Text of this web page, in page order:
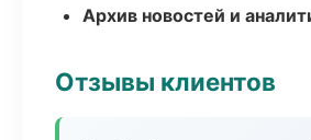
Архив новостей и
Отзывы клиентов